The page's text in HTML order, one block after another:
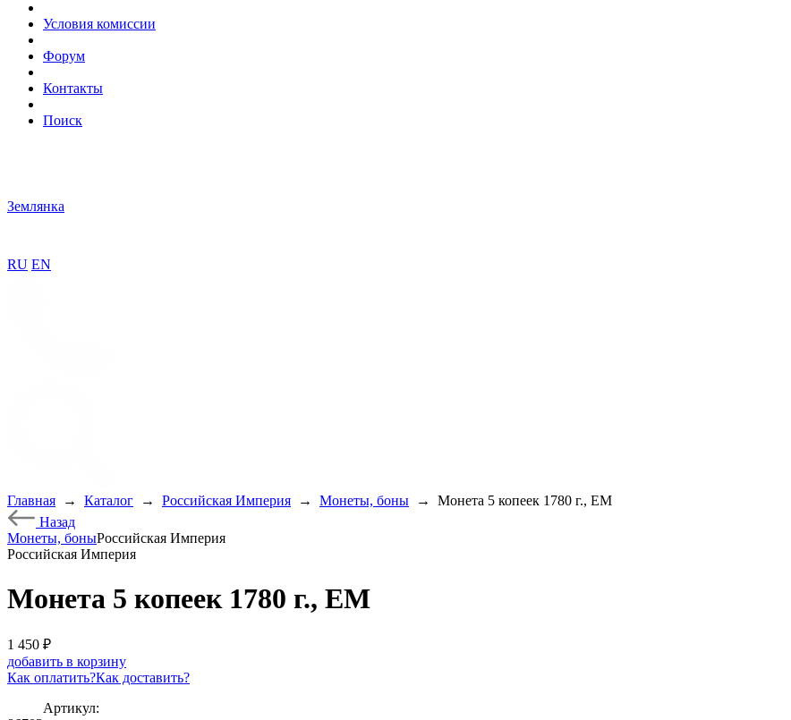
Условия комиссии
Форум
Контакты
Поиск
Землянка
RU EN
Главная → Каталог → Российская Империя → Монеты, боны →
Монета 5 копеек 1780 г., ЕМ
Назад
Монеты, боныРоссийская Империя
Российская Империя
Монета 5 копеек 1780 г., ЕМ
1 450 ₽
добавить в корзину
Как оплатить?Как доставить?
Артикул: